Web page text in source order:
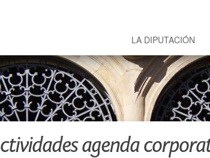
LA DIPUTACIÓN
agenda